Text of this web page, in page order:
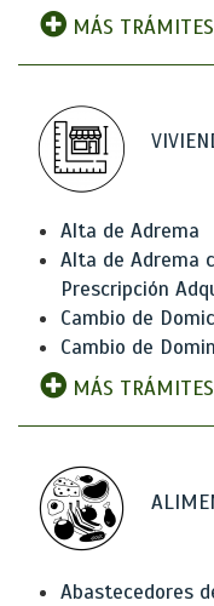
MÁS TRÁMITES
Alta de Adrema
Alta de Adrema
Prescripción
Cambio de
Cambio de
MÁS TRÁMITES
Abastecedores